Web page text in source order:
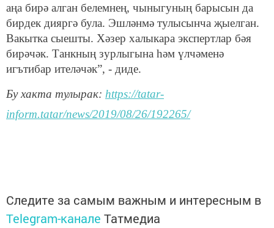
аңа бирә алган белемнең, чыныгуның барысын да
бирдек дияргә була. Эшләнмә тулысынча җыелган.
Вакытка сыешты. Хәзер халыкара экспертлар бәя
бирәчәк. Танкның зурлыгына һәм үлчәменә
игътибар ителәчәк”, - диде.
Бу хакта тулырак: https://tatar-
inform.tatar/news/2019/08/26/192265/
Следите за самым важным и интересным в
Telegram-канале Татмедиа